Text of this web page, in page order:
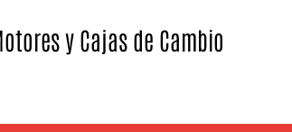
y Cajas de Cambio